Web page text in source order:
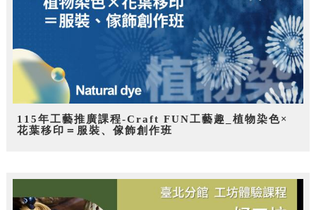
115年工藝推廣課程-Craft FUN工藝趣_植物染色×
花葉移印＝服裝、傢飾創作班